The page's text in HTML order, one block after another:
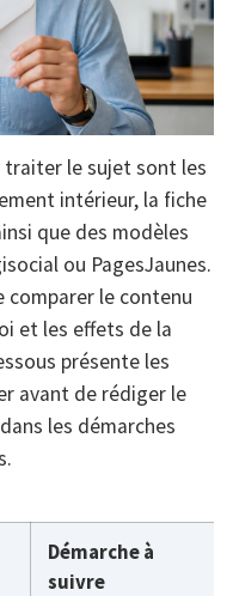
traiter le sujet sont les
intérieur, la fiche
que des modèles
ou PagesJaunes.
comparer le contenu
et les effets de la
présente les
avant de rédiger le
les démarches
Démarche à
suivre